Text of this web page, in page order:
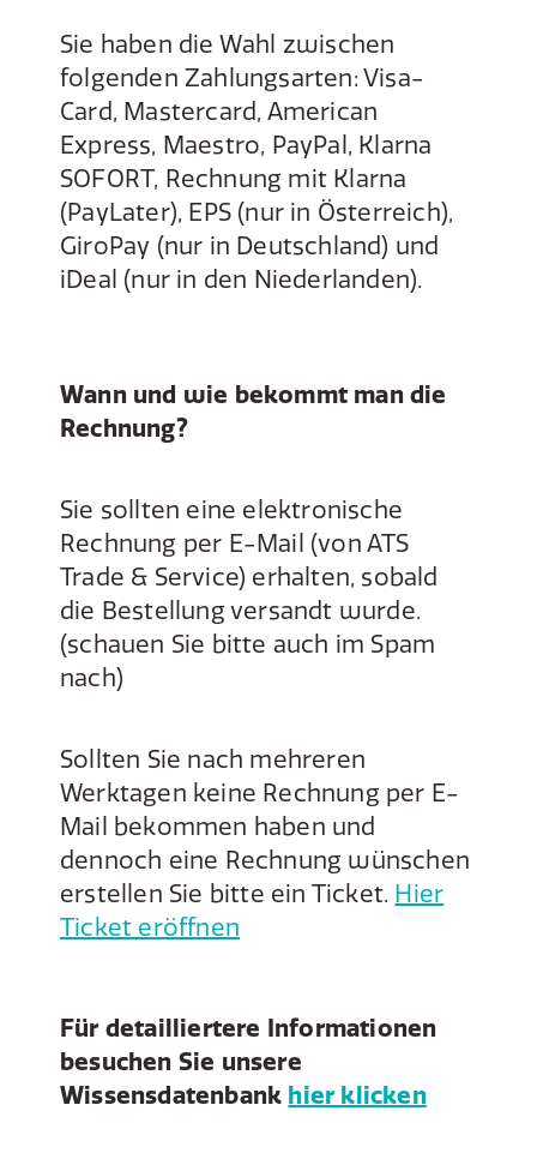
Sie haben die Wahl zwischen
folgenden Zahlungsarten: Visa-
Card, Mastercard, American
Express, Maestro, PayPal, Klarna
SOFORT, Rechnung mit Klarna
(PayLater), EPS (nur in Österreich),
GiroPay (nur in Deutschland) und
iDeal (nur in den Niederlanden).
Wann und wie bekommt man die
Rechnung?
Sie sollten eine elektronische
Rechnung per E-Mail (von ATS
Trade & Service) erhalten, sobald
die Bestellung versandt wurde.
(schauen Sie bitte auch im Spam
nach)
Sollten Sie nach mehreren
Werktagen keine Rechnung per E-
Mail bekommen haben und
dennoch eine Rechnung wünschen
erstellen Sie bitte ein Ticket. Hier
Ticket eröffnen
Für detailliertere Informationen
besuchen Sie unsere
Wissensdatenbank hier klicken